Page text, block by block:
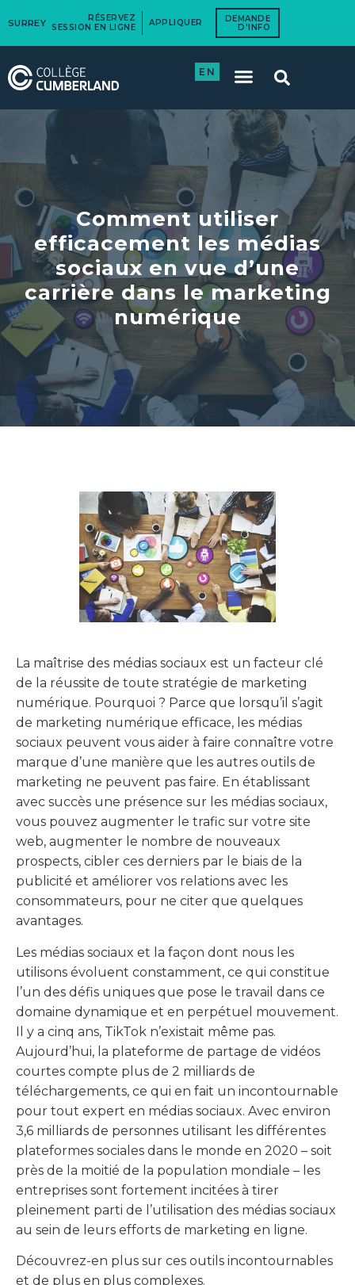
SURREY
RÉSERVEZ
SESSION EN LIGNE
APPLIQUER
DEMANDE
D'INFO
EN
Comment utiliser
efficacement les médias
sociaux en vue d’une
carrière dans le marketing
numérique
La maîtrise des médias sociaux est un facteur clé
de la réussite de toute stratégie de marketing
numérique. Pourquoi ? Parce que lorsqu’il s’agit
de marketing numérique efficace, les médias
sociaux peuvent vous aider à faire connaître votre
marque d’une manière que les autres outils de
marketing ne peuvent pas faire. En établissant
avec succès une présence sur les médias sociaux,
vous pouvez augmenter le trafic sur votre site
web, augmenter le nombre de nouveaux
prospects, cibler ces derniers par le biais de la
publicité et améliorer vos relations avec les
consommateurs, pour ne citer que quelques
avantages.
Les médias sociaux et la façon dont nous les
utilisons évoluent constamment, ce qui constitue
l’un des défis uniques que pose le travail dans ce
domaine dynamique et en perpétuel mouvement.
Il y a cinq ans, TikTok n’existait même pas.
Aujourd’hui, la plateforme de partage de vidéos
courtes compte plus de 2 milliards de
téléchargements, ce qui en fait un incontournable
pour tout expert en médias sociaux. Avec environ
3,6 milliards de personnes utilisant les différentes
plateformes sociales dans le monde en 2020 – soit
près de la moitié de la population mondiale – les
entreprises sont fortement incitées à tirer
pleinement parti de l’utilisation des médias sociaux
au sein de leurs efforts de marketing en ligne.
Découvrez-en plus sur ces outils incontournables
et de plus en plus complexes.